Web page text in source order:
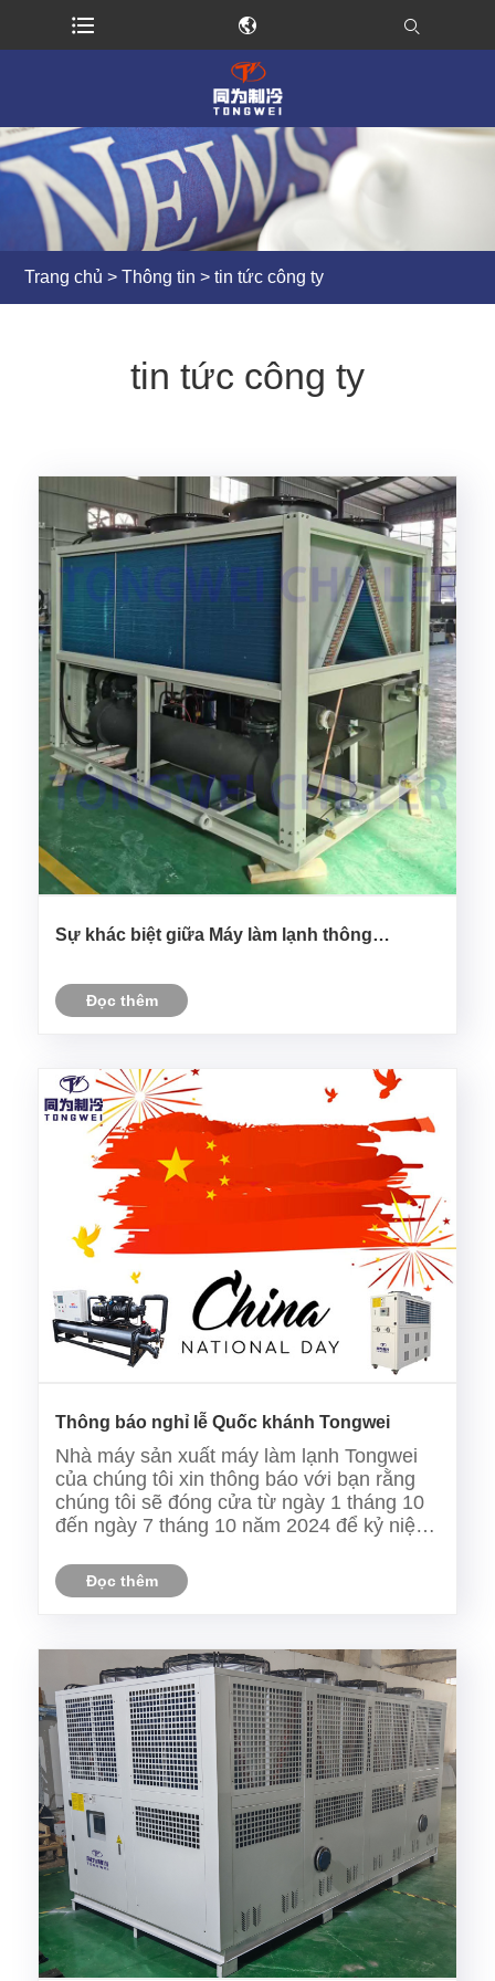
Trang chủ > Thông tin > tin tức công ty
tin tức công ty
Sự khác biệt giữa Máy làm lạnh thông
Đọc thêm
Thông báo nghỉ lễ Quốc khánh Tongwei
Nhà máy sản xuất máy làm lạnh Tongwei
của chúng tôi xin thông báo với bạn rằng
chúng tôi sẽ đóng cửa từ ngày 1 tháng 10
đến ngày 7 tháng 10 năm 2024 để kỷ niệm
sẽ tiếp tục giờ làm việc bình thường vào
ngày 8 tháng 10.
Đọc thêm